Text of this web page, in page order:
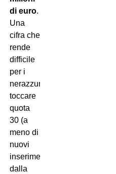
di euro.
Una
cifra che
rende
difficile
per i
nerazzurri
toccare
quota
30 (a
meno di
nuovi
inserimenti
dalla